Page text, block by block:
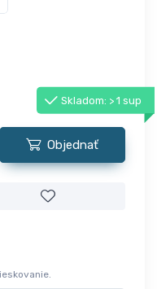
Skladom: > 1 sup
Objednať